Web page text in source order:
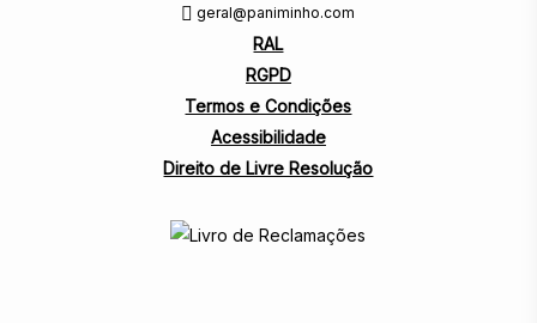
geral@paniminho.com
RAL
RGPD
Termos e Condições
Acessibilidade
Direito de Livre Resolução